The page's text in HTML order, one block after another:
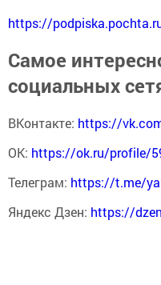
https://
Самое
социальных
ВКонтакте: https://
ОК: https://ok.ru/profile/
Телеграм: https://t.me/
Яндекс Дзен: https://